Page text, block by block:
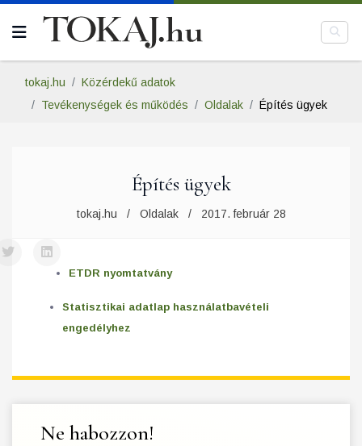
tokaj.hu
Közérdekű adatok
Tevékenységek és működés
Oldalak Építés ügyek
Építés ügyek
tokaj.hu Oldalak 2017. február 28
ETDR nyomtatvány
Statisztikai adatlap használatbavételi
engedélyhez
Ne habozzon!